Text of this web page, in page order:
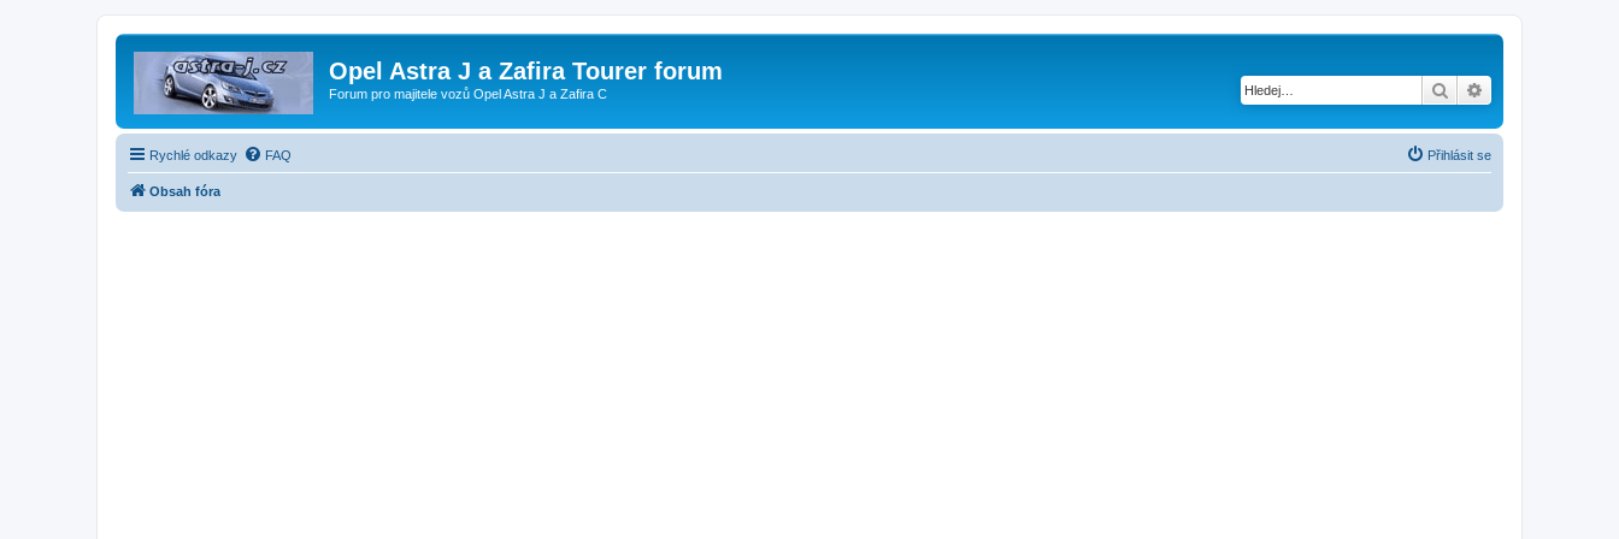
Opel Astra J a Zafira Tourer forum
Forum pro majitele vozů Opel Astra J a Zafira C Hledat
Rychlé odkazy FAQ Přihlásit se
Obsah fóra